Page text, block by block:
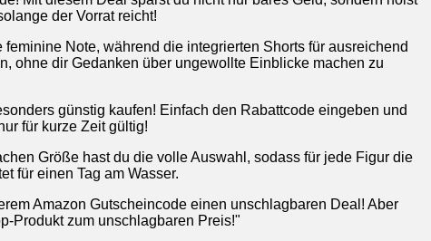
der Vorrat reicht!
Note, während die integrierten Shorts für ausreichend
ohne dir Gedanken über ungewollte Einblicke machen zu
günstig kaufen! Einfach den Rabattcode eingeben und
für kurze Zeit gültig!
Größe hast du die volle Auswahl, sodass für jede Figur die
für einen Tag am Wasser.
Amazon Gutscheincode einen unschlagbaren Deal! Aber
Produkt zum unschlagbaren Preis!"